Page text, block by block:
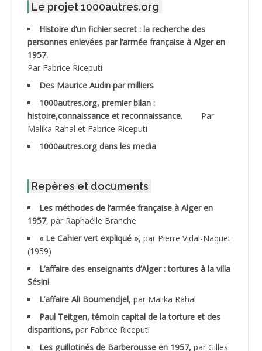
ABDELMOUMENE Ahmed
ABDESMED Mohamed ben Kaddour
ABDESSELAMI Kouider
ABDESSLEM Ahmed dit le Coiffeur
ABDOUDOU
ABID Mohamed
ABNOUN Salah
ACHACHE M.*
ACHLAF Ali
ADALMI
ADANE Ramdane *
Le projet 1000autres.org
Histoire d’un fichier secret : la recherche des
personnes enlevées par l’armée française à Alger en
1957.
Par Fabrice Riceputi
Des Maurice Audin par milliers
1000autres.org, premier bilan :
histoire,connaissance et reconnaissance.
Par
Malika Rahal et Fabrice Riceputi
1000autres.org dans les media
Repères et documents
Les méthodes de l’armée française à Alger en
1957, par Raphaëlle Branche
« Le Cahier vert expliqué », par Pierre Vidal-Naquet
(1959)
L’affaire des enseignants d’Alger : tortures à la villa
Sésini
L’affaire Ali Boumendjel, par Malika Rahal
Paul Teitgen, témoin capital de la torture et des
disparitions, par Fabrice Riceputi
Les guillotinés de Barberousse en 1957, par Gilles